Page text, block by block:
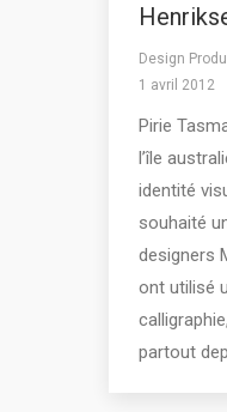
Design
1 avril 2012
Pirie
l’île
identité
souhaité
designers
ont utilisé
partout